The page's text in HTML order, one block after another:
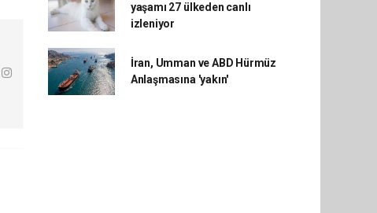
yaşamı 27 ülkeden canlı
izleniyor
İran, Umman ve ABD Hürmüz
Anlaşmasına 'yakın'